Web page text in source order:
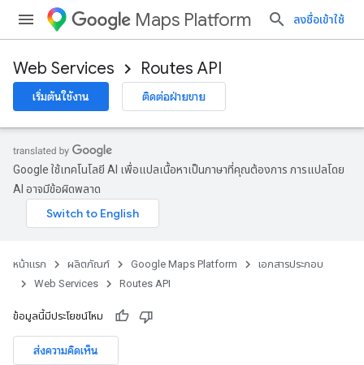
Maps Platform ลงชื่อเข้าใช้
Web Services Routes API
เริ่มต้นใช้งาน ติดต่อฝ่ายขาย
Google ใช้เทคโนโลยี AI เพื่อแปลเนื้อหาเป็นภาษาที่คุณต้องการ การแปลโดย
AI อาจมีข้อผิดพลาด
หน้าแรก ผลิตภัณฑ์ Google Maps Platform
เอกสารประกอบ
Web Services
Routes API
ข้อมูลนี้มีประโยชน์ไหม
ส่งความคิดเห็น